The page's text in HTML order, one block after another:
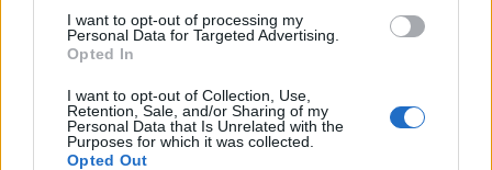
I want to opt-out of processing my
Personal Data for Targeted Advertising.
Opted In
I want to opt-out of Collection, Use,
Retention, Sale, and/or Sharing of my
Personal Data that Is Unrelated with the
Purposes for which it was collected.
Opted Out